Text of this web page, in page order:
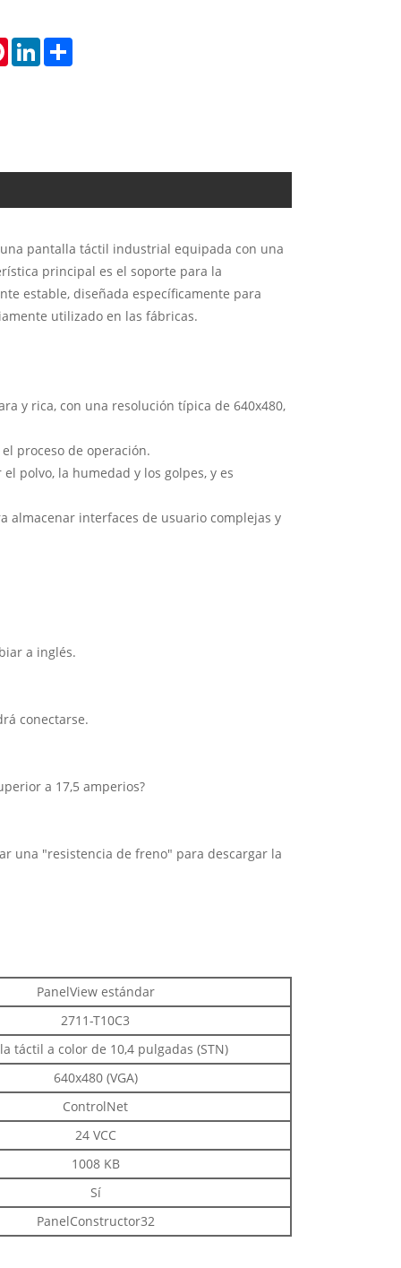
PinterestLinkedInShare
una pantalla táctil industrial equipada con una
principal es el soporte para la
estable, diseñada específicamente para
utilizado en las fábricas.
y rica, con una resolución típica de 640x480,
proceso de operación.
polvo, la humedad y los golpes, y es
almacenar interfaces de usuario complejas y
a inglés.
conectarse.
a 17,5 amperios?
una "resistencia de freno" para descargar la
PanelView estándar
2711-T10C3
táctil a color de 10,4 pulgadas (STN)
640x480 (VGA)
ControlNet
24 VCC
1008 KB
Sí
PanelConstructor32